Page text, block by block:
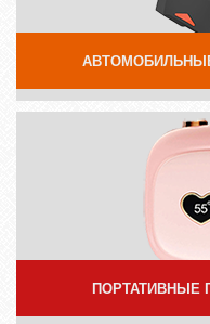
ПОРТАТИВНЫЕ